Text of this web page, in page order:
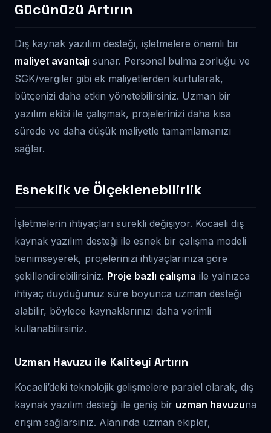
Gücünüzü Artırın
Dış kaynak yazılım desteği, işletmelere önemli bir
maliyet avantajı sunar. Personel bulma zorluğu ve
SGK/vergiler gibi ek maliyetlerden kurtularak,
bütçenizi daha etkin yönetebilirsiniz. Uzman bir
yazılım ekibi ile çalışmak, projelerinizi daha kısa
sürede ve daha düşük maliyetle tamamlamanızı
sağlar.
Esneklik ve Ölçeklenebilirlik
İşletmelerin ihtiyaçları sürekli değişiyor. Kocaeli dış
kaynak yazılım desteği ile esnek bir çalışma modeli
benimseyerek, projelerinizi ihtiyaçlarınıza göre
şekillendirebilirsiniz. Proje bazlı çalışma ile yalnızca
ihtiyaç duyduğunuz süre boyunca uzman desteği
alabilir, böylece kaynaklarınızı daha verimli
kullanabilirsiniz.
Uzman Havuzu ile Kaliteyi Artırın
Kocaeli’deki teknolojik gelişmelere paralel olarak, dış
kaynak yazılım desteği ile geniş bir uzman havuzuna
erişim sağlarsınız. Alanında uzman ekipler,